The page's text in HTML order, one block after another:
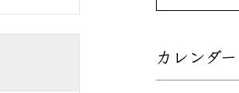
カレンダー